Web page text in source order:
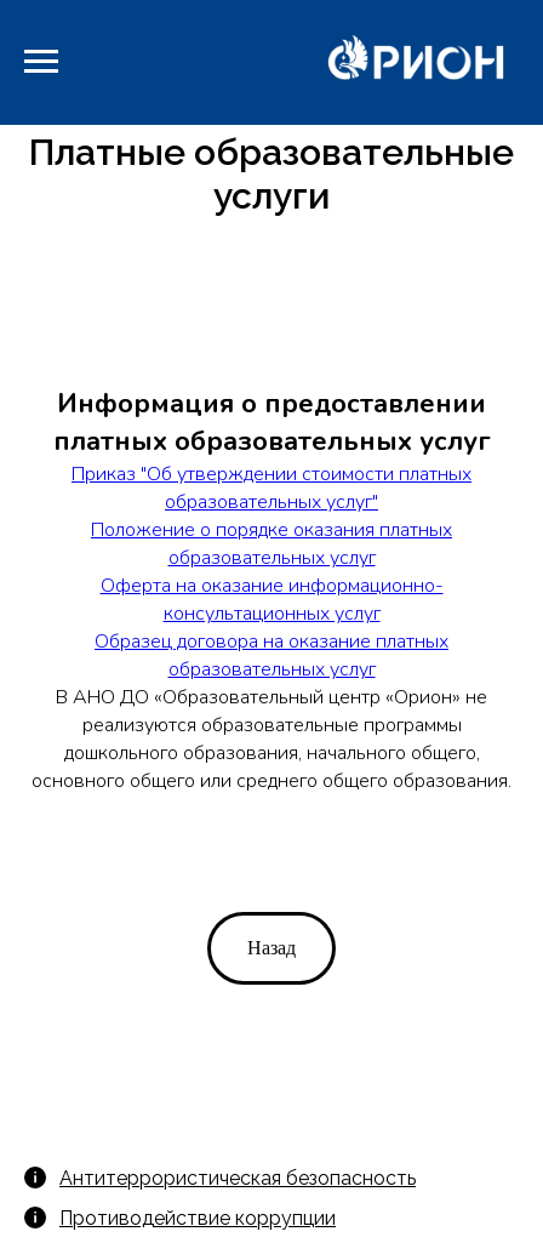
Платные образовательные
услуги
Информация о предоставлении
платных образовательных услуг
Приказ "Об утверждении стоимости платных
образовательных услуг"
Положение о порядке оказания платных
образовательных услуг
Оферта на оказание информационно-
консультационных услуг
Образец договора на оказание платных
образовательных услуг
В АНО ДО «Образовательный центр «Орион» не
реализуются образовательные программы
дошкольного образования, начального общего,
основного общего или среднего общего образования.
Назад
Антитеррористическая безопасность
Противодействие коррупции